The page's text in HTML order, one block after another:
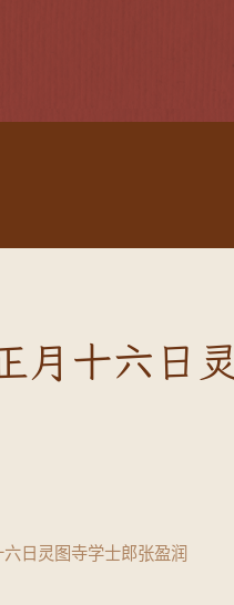
月十六日
日灵图寺学士郎张盈润